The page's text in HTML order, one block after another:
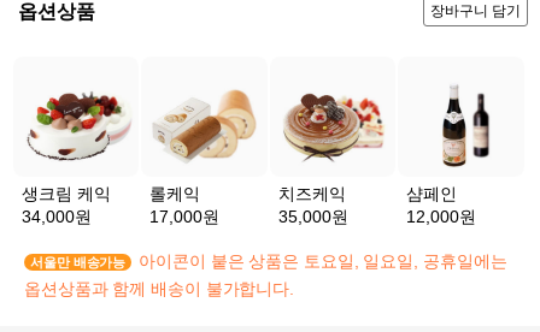
옵션상품 장바구니 담기
생크림 케익
34,000원
롤케익
17,000원
치즈케익
35,000원
샴페인
12,000원
서울만 배송가능
아이콘이 붙은 상품은 토요일, 일요일, 공휴일에는
옵션상품과 함께 배송이 불가합니다.